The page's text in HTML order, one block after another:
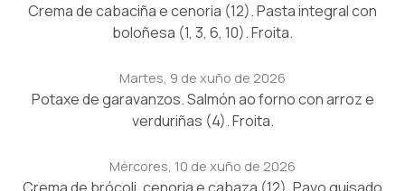
Crema de cabaciña e cenoria (12). Pasta integral con
boloñesa (1, 3, 6, 10). Froita.
Martes, 9 de xuño de 2026
Potaxe de garavanzos. Salmón ao forno con arroz e
verduriñas (4). Froita.
Mércores, 10 de xuño de 2026